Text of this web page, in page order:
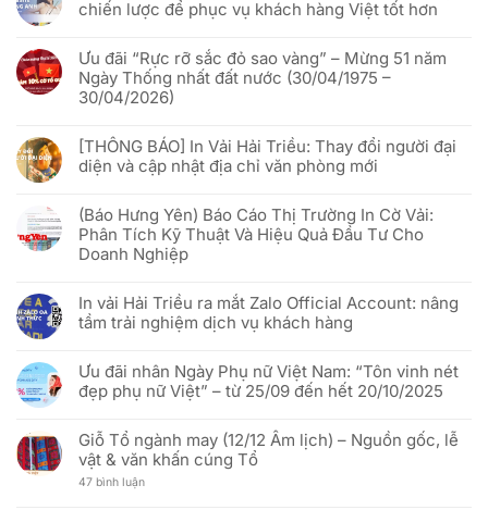
Triều
“đánh
thức”
cờ
phướn
quảng
công
nghệ
Phygital
ở
lễ
Giỗ
Tổ
Hùng
Vương
–
01/05/2026
chiến lược để phục vụ khách hàng Việt tốt hơn
bình
luận
ở
[Thông
Báo]
en.haitrieu.com:
Quyết
định
để
phục
vụ
khách
hàng
hơn
Ưu đãi “Rực rỡ sắc đỏ sao vàng” – Mừng 51 năm
Ngày Thống nhất đất nước (30/04/1975 –
30/04/2026)
bình
luận
ở
“Rực
rỡ
sắc
đỏ
sao
Mừng
51
năm
nhất
đất
nước
(30/04/1975
30/04/2026)
[THÔNG BÁO] In Vải Hải Triều: Thay đổi người đại
diện và cập nhật địa chỉ văn phòng mới
bình
luận
ở
[THÔNG
BÁO]
Hải
Triều:
Thay
đại
diện
và
địa
chỉ
văn
phòng
mới
(Báo Hưng Yên) Báo Cáo Thị Trường In Cờ Vải:
Phân Tích Kỹ Thuật Và Hiệu Quả Đầu Tư Cho
Doanh Nghiệp
bình
luận
ở
Yên)
Báo
Cáo
Thị
Cờ
Vải:
Phân
Tích
In vải Hải Triều ra mắt Zalo Official Account: nâng
tầm trải nghiệm dịch vụ khách hàng
bình
luận
ở
Hải
Triều
ra
mắt
Zalo
Ưu đãi nhân Ngày Phụ nữ Việt Nam: “Tôn vinh nét
đẹp phụ nữ Việt” – từ 25/09 đến hết 20/10/2025
bình
luận
ở
Ưu
đãi
Giỗ Tổ ngành may (12/12 Âm lịch) – Nguồn gốc, lễ
vật & văn khấn cúng Tổ
47 bình luậnở